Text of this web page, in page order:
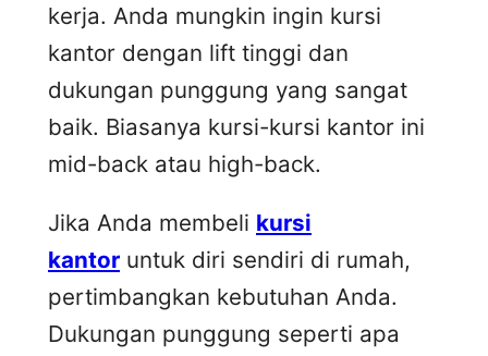
kerja. Anda mungkin ingin kursi
kantor dengan lift tinggi dan
dukungan punggung yang sangat
baik. Biasanya kursi-kursi kantor ini
mid-back atau high-back.
Jika Anda membeli kursi
kantor untuk diri sendiri di rumah,
pertimbangkan kebutuhan Anda.
Dukungan punggung seperti apa